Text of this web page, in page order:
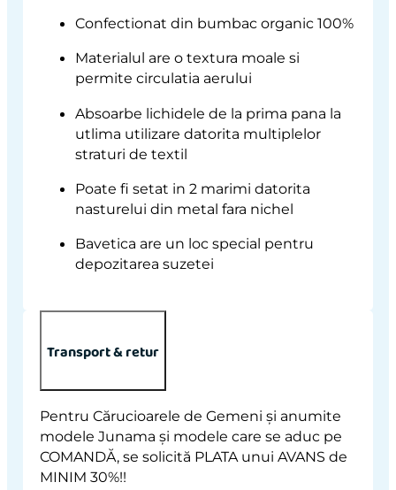
Confectionat din bumbac organic 100%
Materialul are o textura moale si
permite circulatia aerului
Absoarbe lichidele de la prima pana la
utlima utilizare datorita multiplelor
straturi de textil
Poate fi setat in 2 marimi datorita
nasturelui din metal fara nichel
Bavetica are un loc special pentru
depozitarea suzetei
Transport & retur
Pentru Cărucioarele de Gemeni și anumite
modele Junama și modele care se aduc pe
COMANDĂ, se solicită PLATA unui AVANS de
MINIM 30%!!